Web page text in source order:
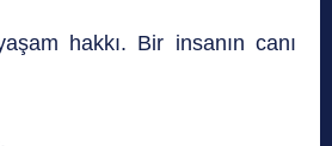
hakkı. Bir insanın canı